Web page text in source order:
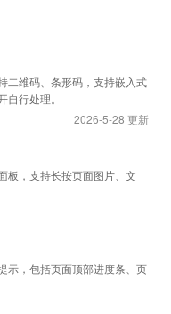
二维码、条形码，支持嵌入式
行处理。
2026-5-28 更新
板，支持长按页面图片、文
示，包括页面顶部进度条、页